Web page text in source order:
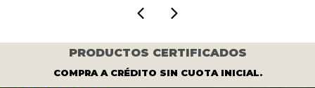
PRODUCTOS CERTIFICADOS
COMPRA A CRÉDITO SIN CUOTA INICIAL.